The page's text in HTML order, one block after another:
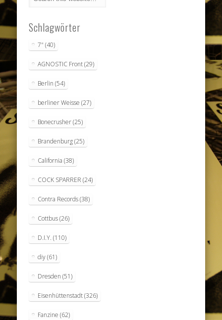
Schlagwörter
7" (40)
AGNOSTIC Front(29)
Berlin (54)
berliner Weisse (27)
Bonecrusher(25)
Brandenburg(25)
California (38)
COCK SPARRER (24)
Contra Records(38)
Cottbus(26)
D.I.Y. (110)
diy(61)
Dresden (51)
Eisenhüttenstadt(326)
Fanzine (62)